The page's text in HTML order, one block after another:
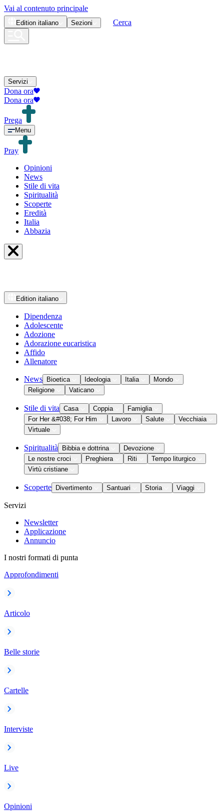
Vai al contenuto principale
Edition italiano Sezioni Cerca
Servizi
Dona ora
Dona ora
Prega
Menu
Pray
Opinioni
News
Stile di vita
Spiritualità
Scoperte
Eredità
Italia
Abbazia
Edition italiano
Dipendenza
Adolescente
Adozione
Adorazione eucaristica
Affido
Allenatore
News Bioetica Ideologia Italia
Mondo
Religione
Vaticano
Stile di vita Casa Coppia
Famiglia
For Her &#038; For Him
Lavoro Salute
Vecchiaia
Virtuale
Spiritualità Bibbia e dottrina
Devozione
Le nostre croci
Preghiera Riti
Tempo liturgico
Virtù cristiane
Scoperte Divertimento Santuari Storia Viaggi
Servizi
Newsletter
Applicazione
Annuncio
I nostri formati di punta
Approfondimenti
Articolo
Belle storie
Cartelle
Interviste
Live
Opinioni